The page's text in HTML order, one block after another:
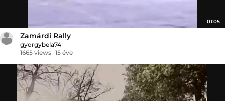
01:05
Zamárdi Rally
gyorgybela74
1665 views 15 éve